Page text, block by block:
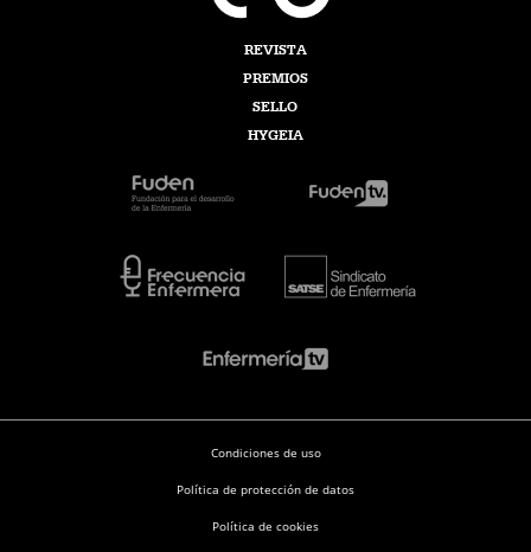
REVISTA
PREMIOS
SELLO
HYGEIA
Condiciones de uso
Política de protección de datos
Política de cookies